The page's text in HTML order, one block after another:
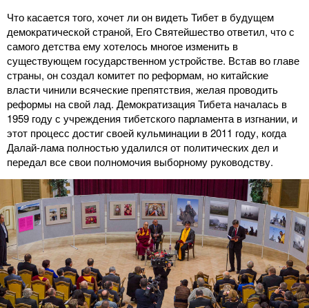
Что касается того, хочет ли он видеть Тибет в будущем
демократической страной, Его Святейшество ответил, что с
самого детства ему хотелось многое изменить в
существующем государственном устройстве. Встав во главе
страны, он создал комитет по реформам, но китайские
власти чинили всяческие препятствия, желая проводить
реформы на свой лад. Демократизация Тибета началась в
1959 году с учреждения тибетского парламента в изгнании, и
этот процесс достиг своей кульминации в 2011 году, когда
Далай-лама полностью удалился от политических дел и
передал все свои полномочия выборному руководству.